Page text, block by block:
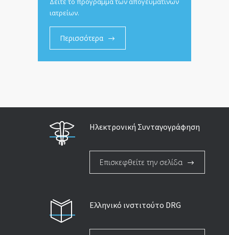
ιατρείων.
Περισσότερα
Ηλεκτρονική Συνταγογράφηση
Επισκεφθείτε την σελίδα
Ελληνικό ινστιτούτο DRG